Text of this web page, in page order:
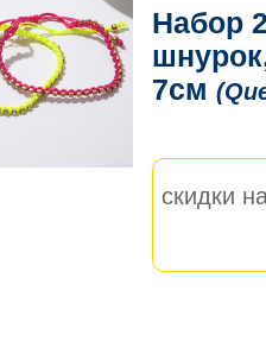
Набор
7см
скидки